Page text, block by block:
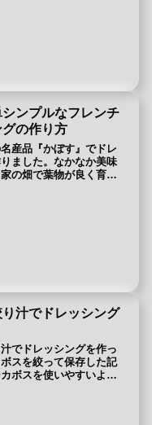
ンプルなフレンチ
グの作り方
産品『かぼす』でドレ
ました。なかなか美味
の畑で葉物が良く育っ
汁でドレッシング
でドレッシングを作っ
スを絞って保存した記
ボスを使いやすいよう